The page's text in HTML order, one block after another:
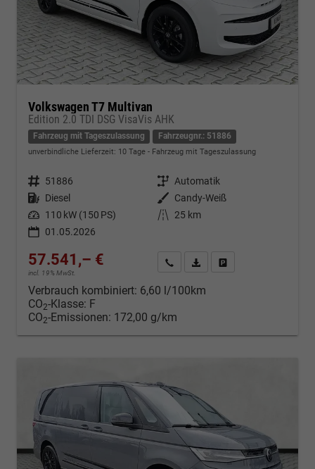
Volkswagen T7 Multivan
Edition 2.0 TDI DSG VisaVis AHK
Fahrzeug mit Tageszulassung Fahrzeugnr.: 51886
unverbindliche Lieferzeit: 10 Tage Fahrzeug mit Tageszulassung
Fahrzeugnr. 51886 Getriebe Automatik
Kraftstoff Diesel Außenfarbe
Candy-Weiß
Leistung 110 kW (150 PS) Kilometerstand
25 km
01.05.2026
57.541,– €
incl. 19% MwSt.
Kontakt & Angebot anfordern
PDF-Datei, Fahrzeugexposé
Verbrauch kombiniert: 6,60 l/100km
CO2-Klasse: F
CO2-Emissionen: 172,00 g/km